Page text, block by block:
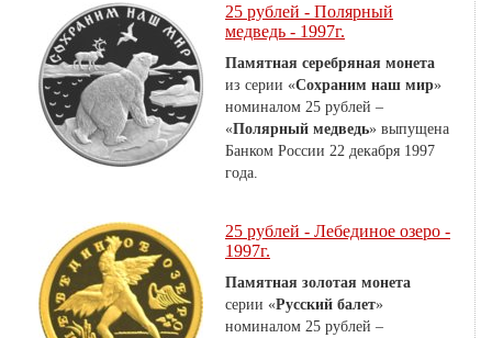
25 рублей - Полярный
медведь - 1997г.
Памятная серебряная монета
из серии «Сохраним наш мир»
номиналом 25 рублей –
«Полярный медведь» выпущена
Банком России 22 декабря 1997
года.
25 рублей - Лебединое озеро -
1997г.
Памятная золотая монета
серии «Русский балет»
номиналом 25 рублей –